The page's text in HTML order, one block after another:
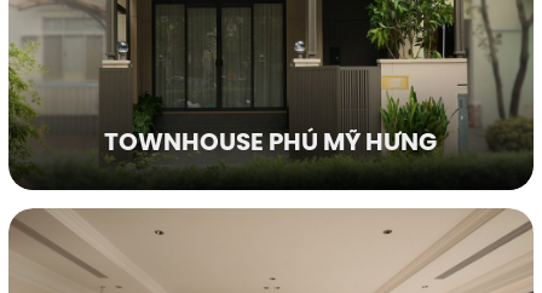
TOWNHOUSE PHÚ MỸ HƯNG